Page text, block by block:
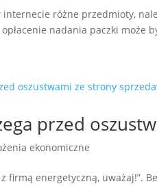
różne przedmioty,
nadania paczki może
przed
ekonomiczne
firmą energetyczną, uważaj!”.